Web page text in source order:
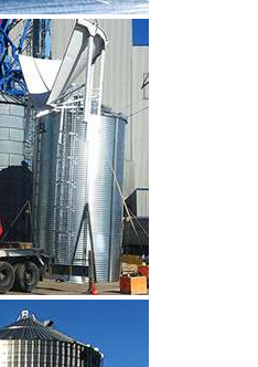
AGRANDIR
AGRANDIR